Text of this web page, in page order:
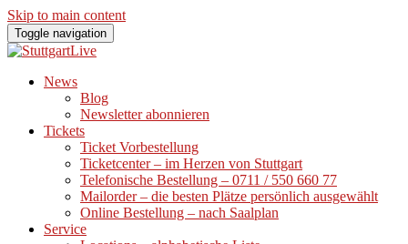
Skip to main content
Toggle navigation
News
Blog
Newsletter abonnieren
Tickets
Ticket Vorbestellung
Ticketcenter – im Herzen von Stuttgart
Telefonische Bestellung – 0711 / 550 660 77
Mailorder – die besten Plätze persönlich ausgewählt
Online Bestellung – nach Saalplan
Service